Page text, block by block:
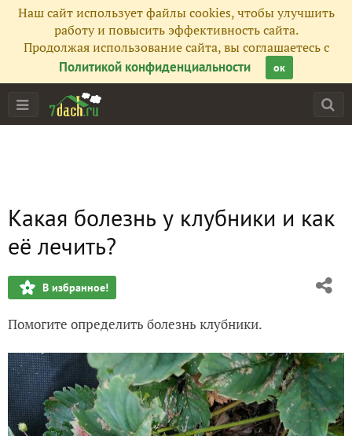
Наш сайт использует файлы cookies, чтобы улучшить
работу и повысить эффективность сайта.
Продолжая использование сайта, вы соглашаетесь с
Политикой конфиденциальности
ок
Какая болезнь у клубники и как
её лечить?
В избранное!
Помогите определить болезнь клубники.